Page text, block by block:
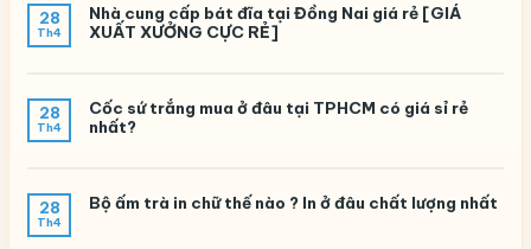
28
Th4
Nhà cung cấp bát đĩa tại Đồng Nai giá rẻ [GIÁ
XUẤT XƯỞNG CỰC RẺ]
28
Th4
Cốc sứ trắng mua ở đâu tại TPHCM có giá sỉ rẻ
nhất?
28
Th4
Bộ ấm trà in chữ thế nào ? In ở đâu chất lượng nhất